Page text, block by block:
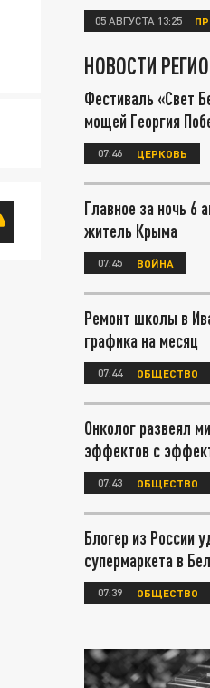
05 АВГУСТА 13:25
НОВОСТИ
Фестиваль «Свет
мощей Георгия
07:46 ЦЕРКОВЬ
Главное за ночь 6
житель Крыма
07:45 ВОЙНА
Ремонт школы в
графика на месяц
07:44 ОБЩЕСТВО
Онколог развеял
эффектов с
07:43 ОБЩЕСТВО
Блогер из России
супермаркета в
07:39 ОБЩЕСТВО